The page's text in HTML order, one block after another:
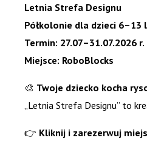
Letnia Strefa Designu
Półkolonie dla dzieci 6–13
Termin: 27.07–31.07.2026 r.
Miejsce: RoboBlocks
🎨 Twoje dziecko kocha
„Letnia Strefa Designu” to
👉 Kliknij i zarezerwuj